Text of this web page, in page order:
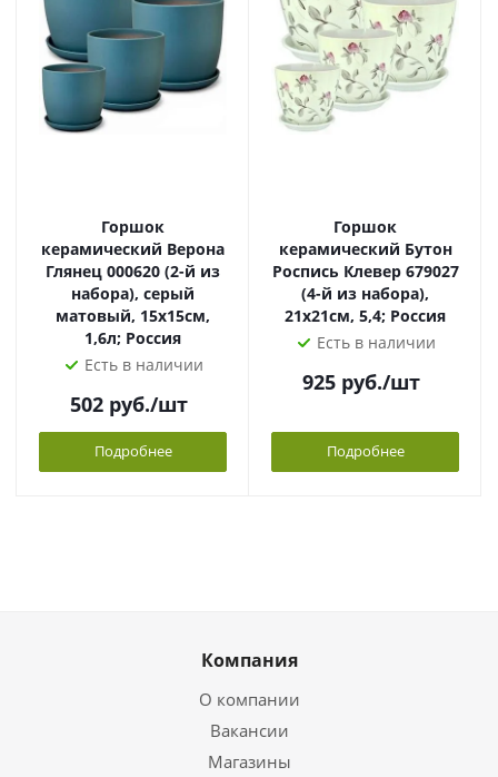
Горшок
керамический Верона
Глянец 000620 (2-й из
набора), серый
матовый, 15х15см,
1,6л; Россия
Есть в наличии
502 руб./шт
Подробнее
Горшок
керамический Бутон
Роспись Клевер 679027
(4-й из набора),
21х21см, 5,4; Россия
Есть в наличии
925 руб./шт
Подробнее
Компания
О компании
Вакансии
Магазины